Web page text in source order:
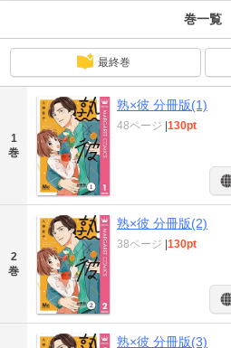
巻一覧
最終巻
1
巻
熟×彼 分冊版(1)
48ページ 130pt
2
巻
熟×彼 分冊版(2)
38ページ 130pt
熟×彼 分冊版(3)